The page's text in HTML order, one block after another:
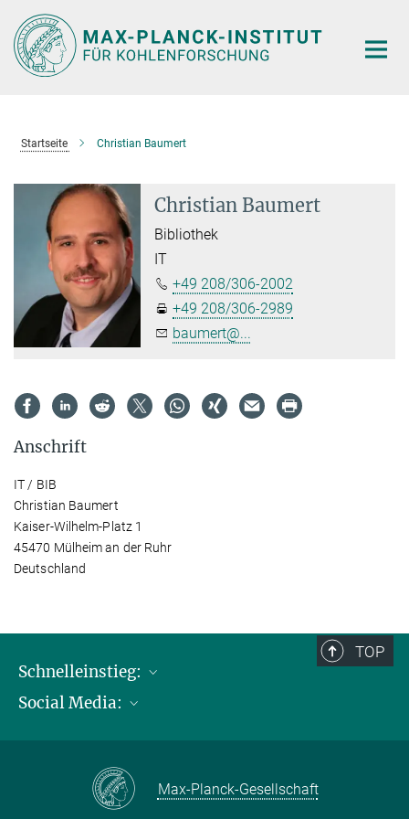
Hauptinhalt
Startseite Christian Baumert
Christian Baumert
Bibliothek
IT
+49 208/306-2002
+49 208/306-2989
baumert@...
Anschrift
IT / BIB
Christian Baumert
Kaiser-Wilhelm-Platz 1
45470 Mülheim an der Ruhr
Deutschland
TOP
Schnelleinstieg:
Publikationen
Kontakt und Anfahrtsbeschreibung
Social Media:
Max-Planck-Gesellschaft